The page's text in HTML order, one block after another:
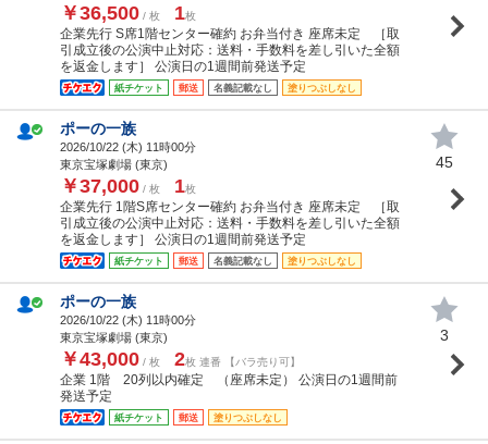
￥36,500 / 枚 1枚
企業先行 S席1階センター確約 お弁当付き 座席未定 ［取
引成立後の公演中止対応：送料・手数料を差し引いた全額
を返金します］ 公演日の1週間前発送予定
紙チケット 郵送 名義記載なし 塗りつぶしなし
ポーの一族
2026/10/22 (木) 11時00分
東京宝塚劇場 (東京)
￥37,000 / 枚 1枚
企業先行 1階S席センター確約 お弁当付き 座席未定 ［取
引成立後の公演中止対応：送料・手数料を差し引いた全額
を返金します］ 公演日の1週間前発送予定
紙チケット 郵送 名義記載なし 塗りつぶしなし
45
ポーの一族
2026/10/22 (木) 11時00分
東京宝塚劇場 (東京)
￥43,000 / 枚 2枚 連番 【バラ売り可】
企業 1階 20列以内確定 （座席未定） 公演日の1週間前
発送予定
紙チケット 郵送 塗りつぶしなし
3